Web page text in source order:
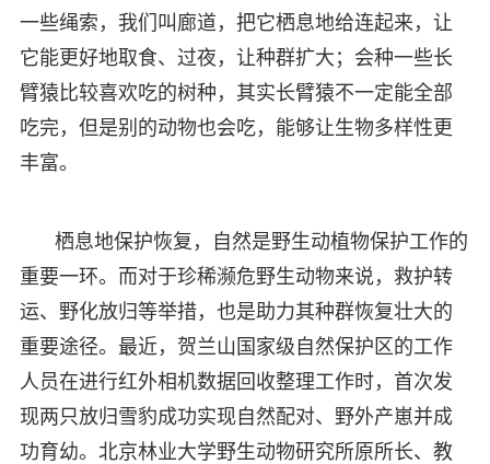
一些绳索，我们叫廊道，把它栖息地给连起来，让
它能更好地取食、过夜，让种群扩大；会种一些长
臂猿比较喜欢吃的树种，其实长臂猿不一定能全部
吃完，但是别的动物也会吃，能够让生物多样性更
丰富。
栖息地保护恢复，自然是野生动植物保护工作的
重要一环。而对于珍稀濒危野生动物来说，救护转
运、野化放归等举措，也是助力其种群恢复壮大的
重要途径。最近，贺兰山国家级自然保护区的工作
人员在进行红外相机数据回收整理工作时，首次发
现两只放归雪豹成功实现自然配对、野外产崽并成
功育幼。北京林业大学野生动物研究所原所长、教